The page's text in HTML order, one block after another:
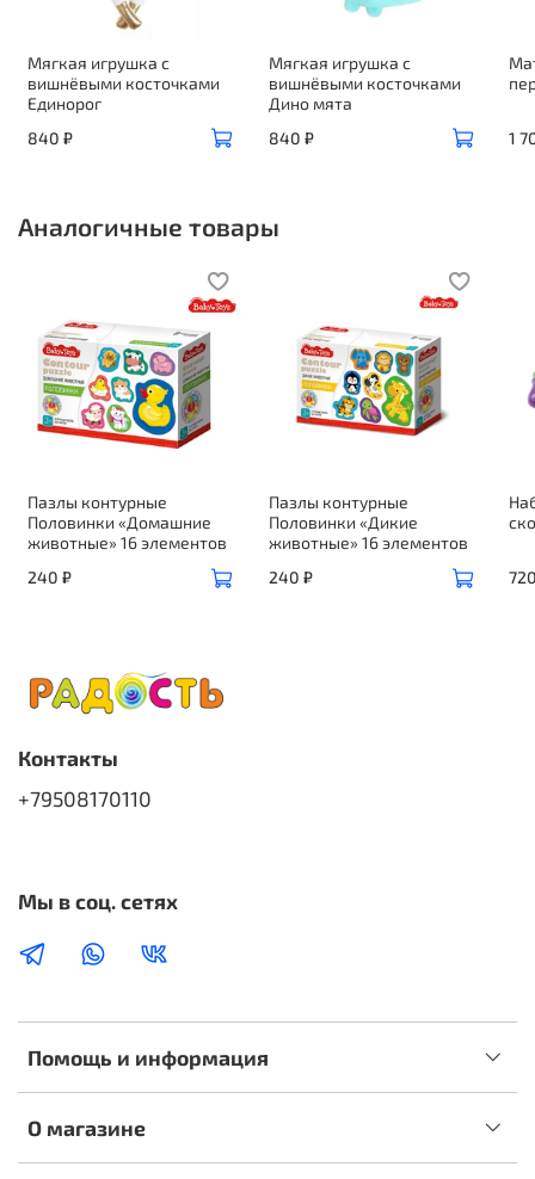
Мягкая игрушка с
вишнёвыми косточками
Единорог
840 ₽
Мягкая игрушка с
вишнёвыми косточками
Дино мята
840 ₽
1
Аналогичные товары
Пазлы контурные
Половинки «Домашние
животные» 16 элементов
240 ₽
Пазлы контурные
Половинки «Дикие
животные» 16 элементов
240 ₽
Помощь и информация
О магазине
Контакты
+79508170110
Мы в соц. сетях